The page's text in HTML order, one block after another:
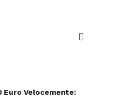
Euro Velocemente: